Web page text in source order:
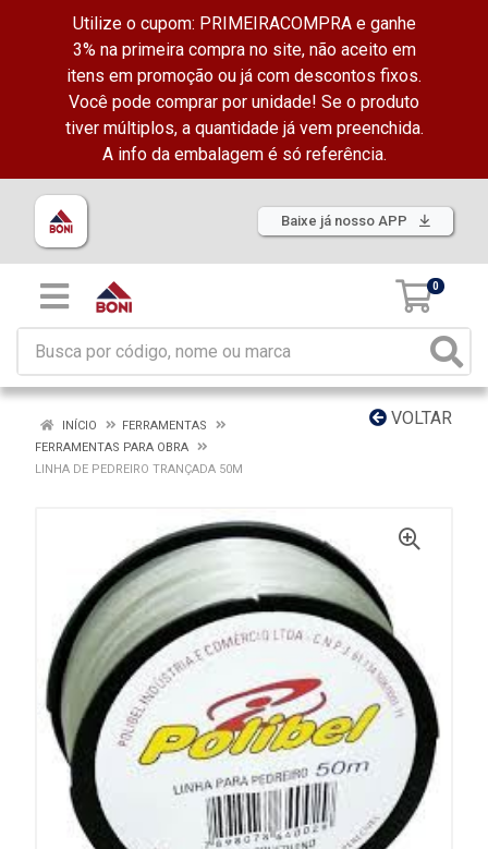
Utilize o cupom: PRIMEIRACOMPRA e ganhe
3% na primeira compra no site, não aceito em
itens em promoção ou já com descontos fixos.
Você pode comprar por unidade! Se o produto
tiver múltiplos, a quantidade já vem preenchida.
A info da embalagem é só referência.
Baixe já nosso APP
0
VOLTAR
INÍCIO
FERRAMENTAS
FERRAMENTAS PARA OBRA
LINHA DE PEDREIRO TRANÇADA 50M